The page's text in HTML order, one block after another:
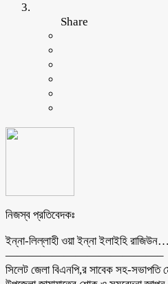
Share
নিজস্ব প্রতিবেদকঃ
ইন্না-লিল্লাহী ওয়া ইন্না ইলাইহি
—————————————–
সিলেট জেলা বিএনপি,র সাবেক সহ-সভাপতি